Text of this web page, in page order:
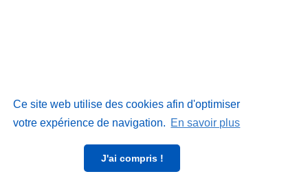
Ce site web utilise des cookies afin d'optimiser
votre expérience de navigation. En savoir plus
J'ai compris !